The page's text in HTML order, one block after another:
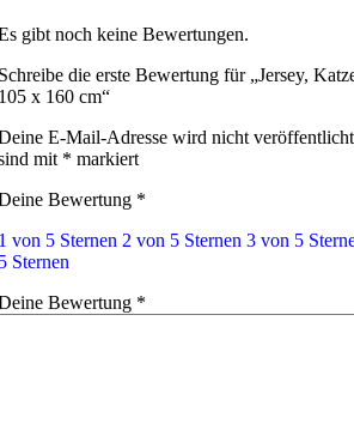
gibt noch keine Bewertungen.
die erste Bewertung für „Jersey,
x 160 cm“
E-Mail-Adresse wird nicht
mit * markiert
Bewertung *
von 5 Sternen 2 von 5 Sternen 3 von 5
Sternen
Bewertung *